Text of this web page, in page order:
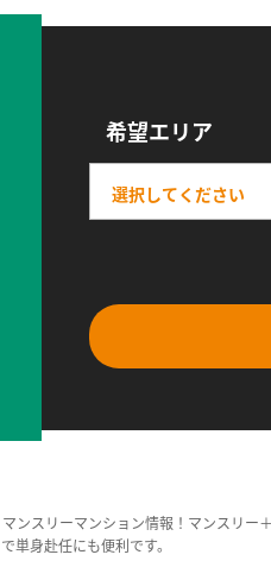
希望エリア
ンスリーマンション情報！マンスリ
単身赴任にも便利です。